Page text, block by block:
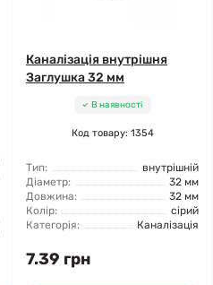
Каналізація внутрішня
Заглушка 32 мм
В наявності
Код товару: 1354
Тип:
внутрішній
Діаметр:
32 мм
Довжина:
32 мм
Колір:
сірий
Категорія:
Каналізація
7.39 грн